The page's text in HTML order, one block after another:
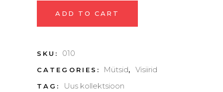
ADD TO CART
SKU: 010
CATEGORIES: Mütsid, Visiirid
TAG: Uus kollektsioon